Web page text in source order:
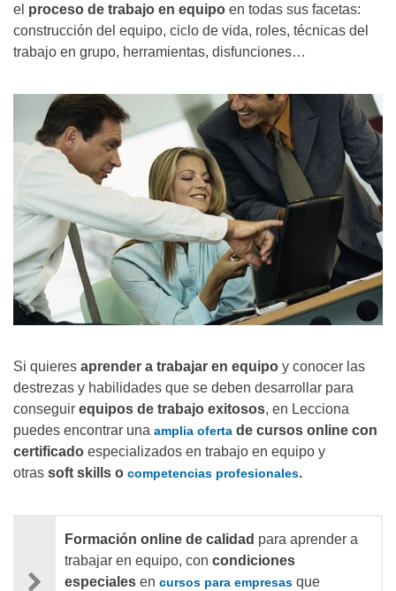
el proceso de trabajo en equipo en todas sus facetas:
construcción del equipo, ciclo de vida, roles, técnicas del
trabajo en grupo, herramientas, disfunciones…
Si quieres aprender a trabajar en equipo y conocer las
destrezas y habilidades que se deben desarrollar para
conseguir equipos de trabajo exitosos, en Lecciona
puedes encontrar una amplia oferta de cursos online con
certificado especializados en trabajo en equipo y
otras soft skills o competencias profesionales.
Formación online de calidad para aprender a
trabajar en equipo, con condiciones
especiales en cursos para empresas que